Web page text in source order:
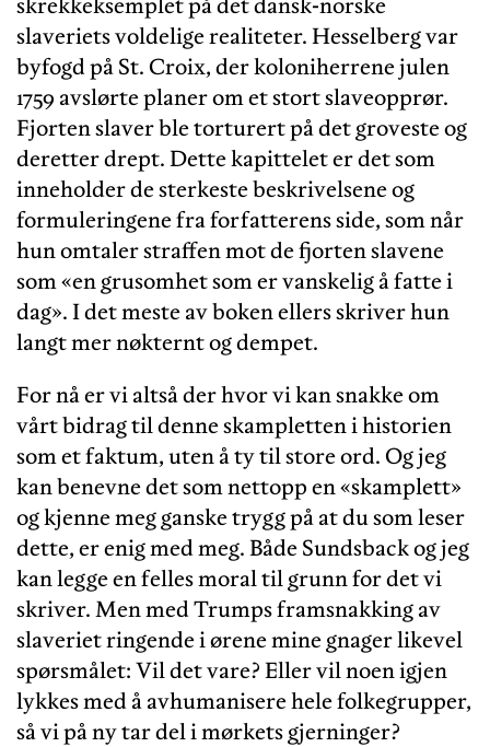
slaveriets voldelige realiteter. Hesselberg var
byfogd på St. Croix, der koloniherrene julen
1759 avslørte planer om et stort slaveopprør.
Fjorten slaver ble torturert på det groveste og
deretter drept. Dette kapittelet er det som
inneholder de sterkeste beskrivelsene og
formuleringene fra forfatterens side, som når
hun omtaler straffen mot de fjorten slavene
som «en grusomhet som er vanskelig å fatte i
dag». I det meste av boken ellers skriver hun
langt mer nøkternt og dempet.
For nå er vi altså der hvor vi kan snakke om
vårt bidrag til denne skampletten i historien
som et faktum, uten å ty til store ord. Og jeg
kan benevne det som nettopp en «skamplett»
og kjenne meg ganske trygg på at du som leser
dette, er enig med meg. Både Sundsback og jeg
kan legge en felles moral til grunn for det vi
skriver. Men med Trumps framsnakking av
slaveriet ringende i ørene mine gnager likevel
spørsmålet: Vil det vare? Eller vil noen igjen
lykkes med å avhumanisere hele folkegrupper,
så vi på ny tar del i mørkets gjerninger?